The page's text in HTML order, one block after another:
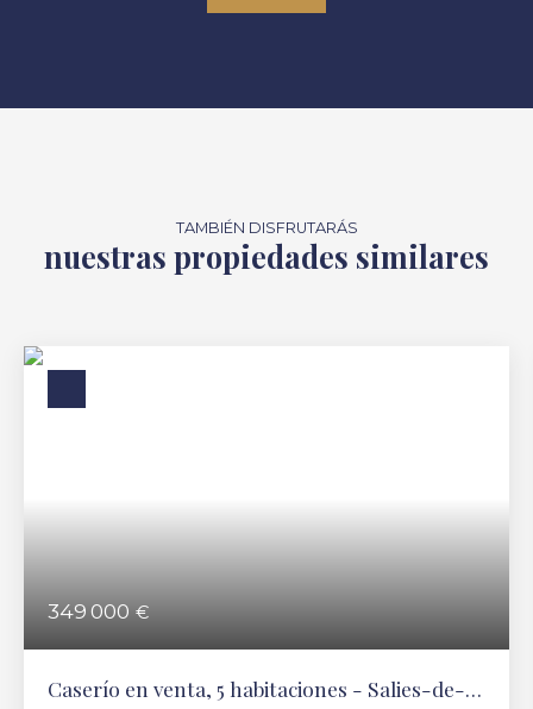
TAMBIÉN DISFRUTARÁS
nuestras propiedades similares
349 000 €
Caserío en venta, 5 habitaciones - Salies-de-